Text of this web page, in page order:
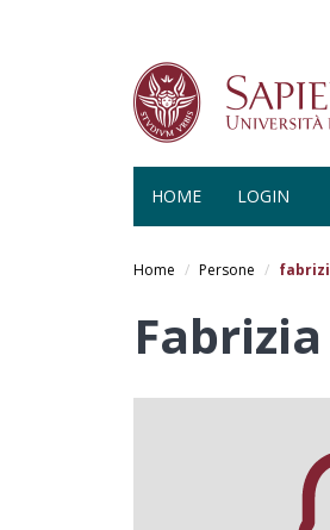
HOME LOGIN
Home Persone